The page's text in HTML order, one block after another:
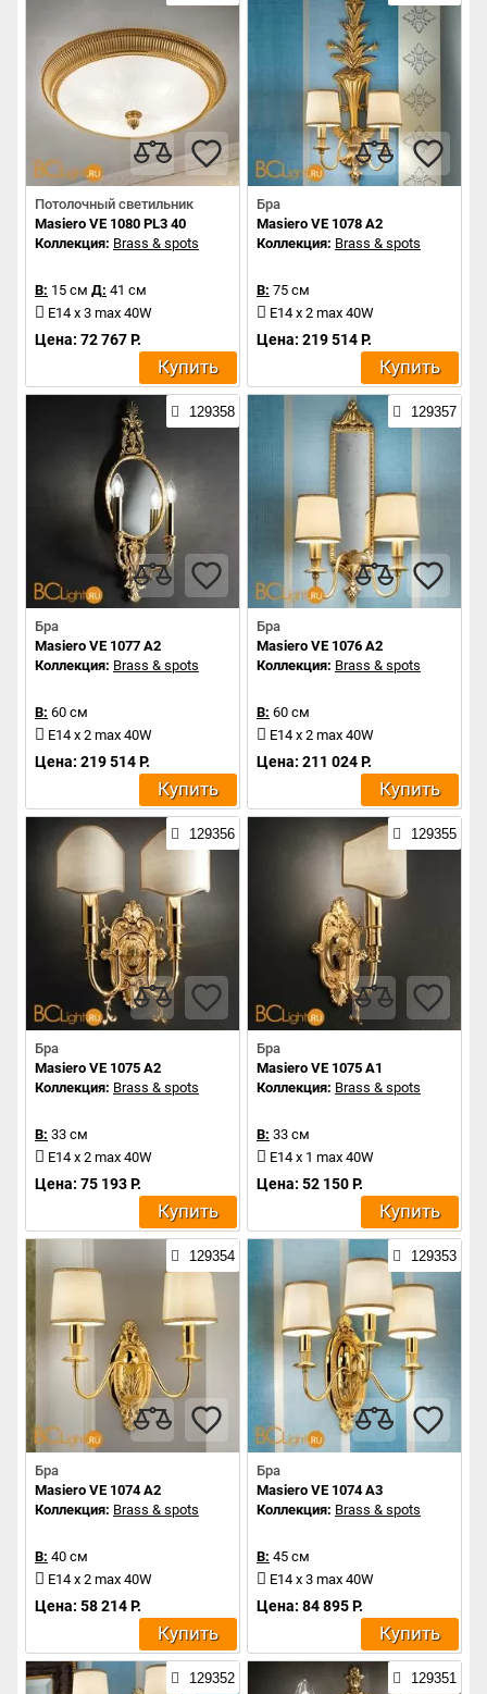
Потолочный светильник
Masiero VE 1080 PL3 40
Коллекция: Brass & spots
В: 15 см Д: 41 см
E14 x 3 max 40W
Цена: 72 767 Р.
Купить
Бра
Masiero VE 1078 A2
Коллекция: Brass & spots
В: 75 см
E14 x 2 max 40W
Цена: 219 514 Р.
Купить
129358
Бра
Masiero VE 1077 A2
Коллекция: Brass & spots
В: 60 см
E14 x 2 max 40W
Цена: 219 514 Р.
Купить
129357
Бра
Masiero VE 1076 A2
Коллекция: Brass & spots
В: 60 см
E14 x 2 max 40W
Цена: 211 024 Р.
Купить
129356
Бра
Masiero VE 1075 A2
Коллекция: Brass & spots
В: 33 см
E14 x 2 max 40W
Цена: 75 193 Р.
Купить
129355
Бра
Masiero VE 1075 A1
Коллекция: Brass & spots
В: 33 см
E14 x 1 max 40W
Цена: 52 150 Р.
Купить
129354
Бра
Masiero VE 1074 A2
Коллекция: Brass & spots
В: 40 см
E14 x 2 max 40W
Цена: 58 214 Р.
Купить
129353
Бра
Masiero VE 1074 A3
Коллекция: Brass & spots
В: 45 см
E14 x 3 max 40W
Цена: 84 895 Р.
Купить
129352 129351